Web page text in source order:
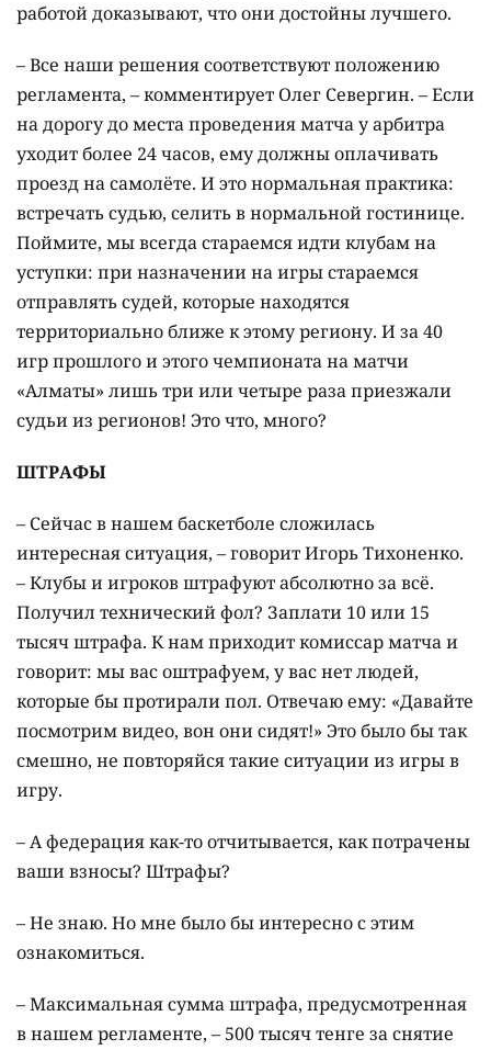
работой доказывают, что они достойны лучшего.
– Все наши решения соответствуют положению
регламента, – комментирует Олег Севергин. – Если
на дорогу до места проведения матча у арбитра
уходит более 24 часов, ему должны оплачивать
проезд на самолёте. И это нормальная практика:
встречать судью, селить в нормальной гостинице.
Поймите, мы всегда стараемся идти клубам на
уступки: при назначении на игры стараемся
отправлять судей, которые находятся
территориально ближе к этому региону. И за 40
игр прошлого и этого чемпионата на матчи
«Алматы» лишь три или четыре раза приезжали
судьи из регионов! Это что, много?
ШТРАФЫ
– Сейчас в нашем баскетболе сложилась
интересная ситуация, – говорит Игорь Тихоненко.
– Клубы и игроков штрафуют абсолютно за всё.
Получил технический фол? Заплати 10 или 15
тысяч штрафа. К нам приходит комиссар матча и
говорит: мы вас оштрафуем, у вас нет людей,
которые бы протирали пол. Отвечаю ему: «Давайте
посмотрим видео, вон они сидят!» Это было бы так
смешно, не повторяйся такие ситуации из игры в
игру.
– А федерация как-то отчитывается, как потрачены
ваши взносы? Штрафы?
– Не знаю. Но мне было бы интересно с этим
ознакомиться.
– Максимальная сумма штрафа, предусмотренная
в нашем регламенте, – 500 тысяч тенге за снятие